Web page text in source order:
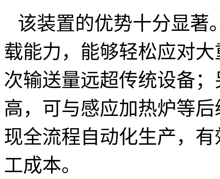
该装置的优势十分显著
载能力，能够轻松应对
次输送量远超传统设备
高，可与感应加热炉等
现全流程自动化生产，
工成本。